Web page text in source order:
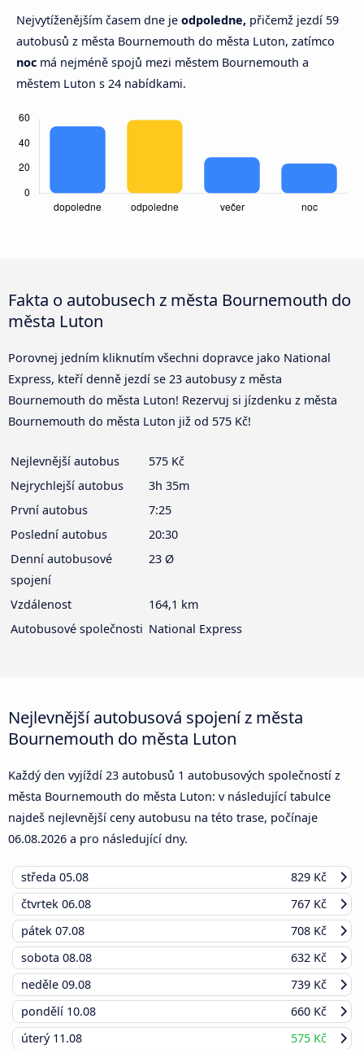
Nejvytíženějším časem dne je odpoledne, přičemž jezdí 59
autobusů z města Bournemouth do města Luton, zatímco
noc má nejméně spojů mezi městem Bournemouth a
městem Luton s 24 nabídkami.
Fakta o autobusech z města Bournemouth do
města Luton
Porovnej jedním kliknutím všechni dopravce jako National
Express, kteří denně jezdí se 23 autobusy z města
Bournemouth do města Luton! Rezervuj si jízdenku z města
Bournemouth do města Luton již od 575 Kč!
Nejlevnější autobus
575 Kč
Nejrychlejší autobus
3h 35m
První autobus
7:25
Poslední autobus
20:30
Denní autobusové
spojení
23 Ø
Vzdálenost
164,1 km
Autobusové společnosti National Express
Nejlevnější autobusová spojení z města
Bournemouth do města Luton
Každý den vyjíždí 23 autobusů 1 autobusových společností z
města Bournemouth do města Luton: v následující tabulce
najdeš nejlevnější ceny autobusu na této trase, počínaje
06.08.2026 a pro následující dny.
středa 05.08
829 Kč
čtvrtek 06.08
767 Kč
pátek 07.08
708 Kč
sobota 08.08
632 Kč
neděle 09.08
739 Kč
pondělí 10.08
660 Kč
úterý 11.08 575 Kč